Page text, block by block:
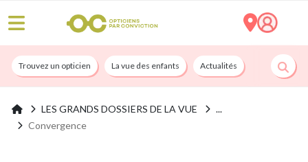
Trouvez un opticien La vue des enfants Actualités Nos services
LES GRANDS DOSSIERS DE LA VUE
Convergence